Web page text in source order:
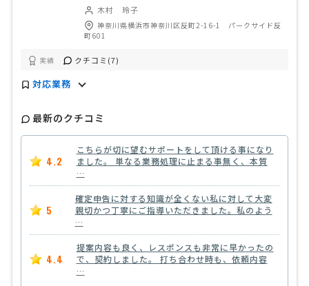
木村 玲子
神奈川県横浜市神奈川区反町2-16-1 パークサイド反
町601
実績 クチコミ(7)
対応業務
最新のクチコミ
4.2
こちらが切に望むサポートをして頂ける事になり
ました。 単なる業務処理に止まる事無く、本質
…
5
確定申告に対する知識が全くない私に対して大変
親切かつ丁寧にご指導いただきました。私のよう
…
4.4
提案内容も良く、レスポンスも非常に早かったの
で、契約しました。 打ち合わせ時も、依頼内容
…